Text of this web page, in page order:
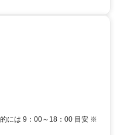
には 9：00～18：00 目安 ※